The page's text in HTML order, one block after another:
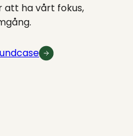
att ha vårt fokus,